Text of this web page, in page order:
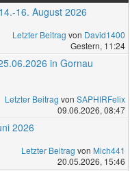
16. August 2026
Letzter Beitrag von David1400
Gestern, 11:24
in Gornau
Letzter Beitrag von SAPHIRFelix
09.06.2026, 08:47
2026
Letzter Beitrag von Mich441
20.05.2026, 15:46